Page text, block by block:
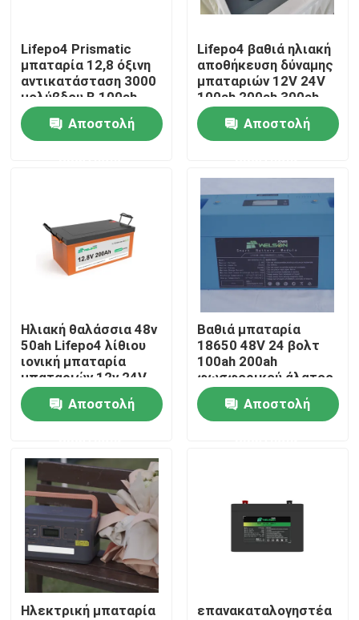
Περίπου εμείς
Ποιοτικός έλεγχος
Μας ελάτε σε επαφή με
Ζητήστε ένα απόσπασμα
lifepo4 κύτταρο μπαταριών
μπαταρία 3.2v Lifepo4
Μπαταρία 12V lifepo4
Lifepo4 Prismatic
μπαταρία 12,8 όξινη
αντικατάσταση 3000
μολύβδου Β 100ah
κύκλοι
Αποστολή
Lifepo4 βαθιά ηλιακή
αποθήκευση δύναμης
μπαταριών 12V 24V
100ah 200ah 300ah
κύκλων
Αποστολή
Ηλιακή θαλάσσια 48v
50ah Lifepo4 λίθιου
ιονική μπαταρία
μπαταριών 12v 24V
100ah 200ah 300ah rv
Αποστολή
Βαθιά μπαταρία
18650 48V 24 βολτ
100ah 200ah
φωσφορικού άλατος
σιδήρου λίθιου
κύκλων ηλιακή
Αποστολή
Ηλεκτρική μπαταρία
επανακαταλογηστέα